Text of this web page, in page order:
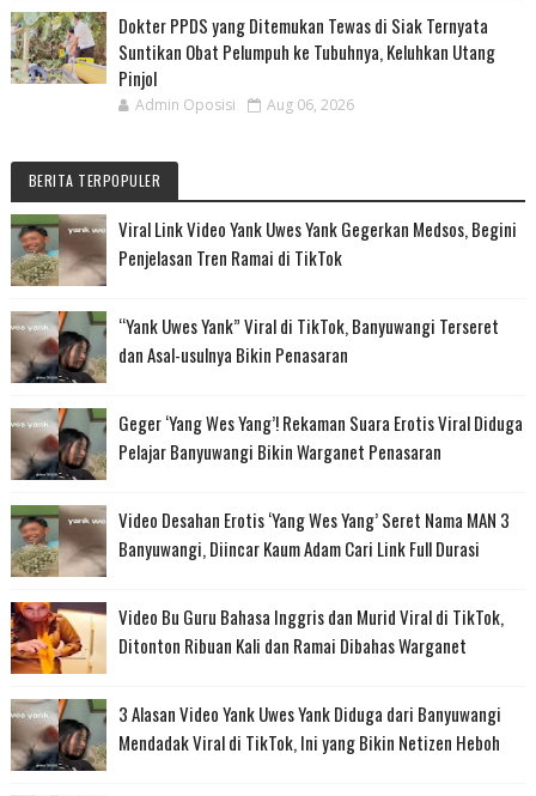
Dokter PPDS yang Ditemukan Tewas di Siak Ternyata
Suntikan Obat Pelumpuh ke Tubuhnya, Keluhkan Utang
Pinjol
Admin Oposisi Aug 06, 2026
BERITA TERPOPULER
Viral Link Video Yank Uwes Yank Gegerkan Medsos, Begini
Penjelasan Tren Ramai di TikTok
“Yank Uwes Yank” Viral di TikTok, Banyuwangi Terseret
dan Asal-usulnya Bikin Penasaran
Geger ‘Yang Wes Yang’! Rekaman Suara Erotis Viral Diduga
Pelajar Banyuwangi Bikin Warganet Penasaran
Video Desahan Erotis ‘Yang Wes Yang’ Seret Nama MAN 3
Banyuwangi, Diincar Kaum Adam Cari Link Full Durasi
Video Bu Guru Bahasa Inggris dan Murid Viral di TikTok,
Ditonton Ribuan Kali dan Ramai Dibahas Warganet
3 Alasan Video Yank Uwes Yank Diduga dari Banyuwangi
Mendadak Viral di TikTok, Ini yang Bikin Netizen Heboh